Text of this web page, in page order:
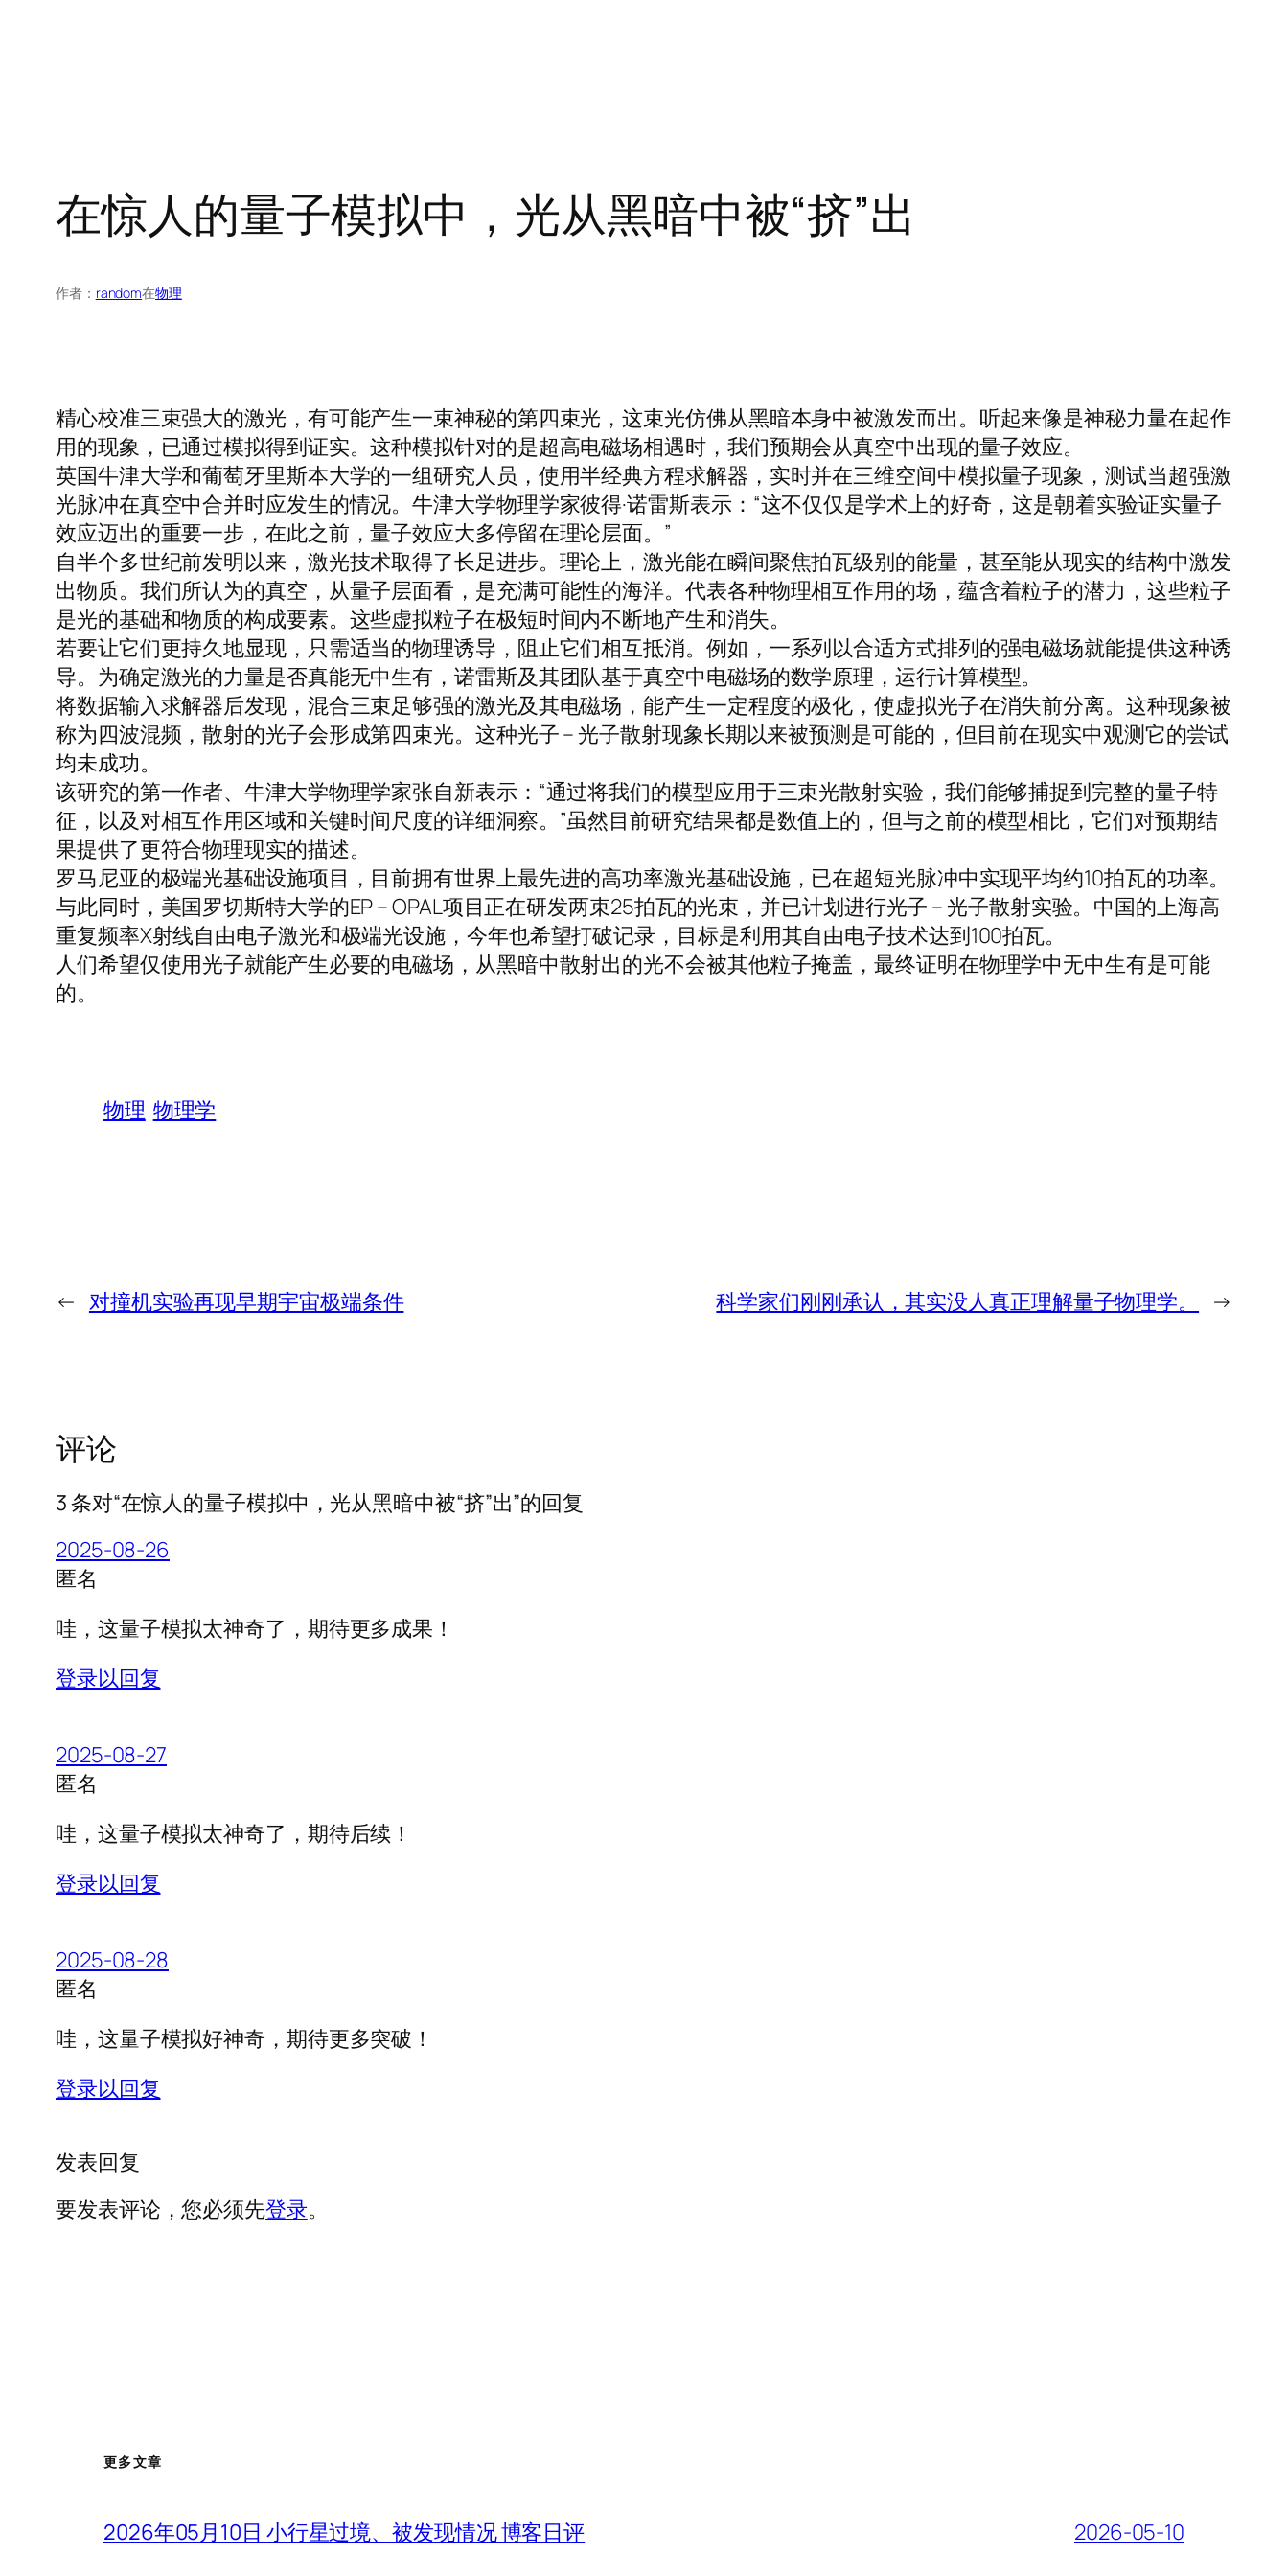
在惊人的量子模拟中，光从黑暗中被“挤”出
作者： random在物理
精心校准三束强大的激光，有可能产生一束神秘的第四束光，这束光仿佛从黑暗本身中被激发而出。听起来像是神秘力量在起作
用的现象，已通过模拟得到证实。这种模拟针对的是超高电磁场相遇时，我们预期会从真空中出现的量子效应。
英国牛津大学和葡萄牙里斯本大学的一组研究人员，使用半经典方程求解器，实时并在三维空间中模拟量子现象，测试当超强激
光脉冲在真空中合并时应发生的情况。牛津大学物理学家彼得·诺雷斯表示：“这不仅仅是学术上的好奇，这是朝着实验证实量子
效应迈出的重要一步，在此之前，量子效应大多停留在理论层面。”
自半个多世纪前发明以来，激光技术取得了长足进步。理论上，激光能在瞬间聚焦拍瓦级别的能量，甚至能从现实的结构中激发
出物质。我们所认为的真空，从量子层面看，是充满可能性的海洋。代表各种物理相互作用的场，蕴含着粒子的潜力，这些粒子
是光的基础和物质的构成要素。这些虚拟粒子在极短时间内不断地产生和消失。
若要让它们更持久地显现，只需适当的物理诱导，阻止它们相互抵消。例如，一系列以合适方式排列的强电磁场就能提供这种诱
导。为确定激光的力量是否真能无中生有，诺雷斯及其团队基于真空中电磁场的数学原理，运行计算模型。
将数据输入求解器后发现，混合三束足够强的激光及其电磁场，能产生一定程度的极化，使虚拟光子在消失前分离。这种现象被
称为四波混频，散射的光子会形成第四束光。这种光子 – 光子散射现象长期以来被预测是可能的，但目前在现实中观测它的尝试
均未成功。
该研究的第一作者、牛津大学物理学家张自新表示：“通过将我们的模型应用于三束光散射实验，我们能够捕捉到完整的量子特
征，以及对相互作用区域和关键时间尺度的详细洞察。”虽然目前研究结果都是数值上的，但与之前的模型相比，它们对预期结
果提供了更符合物理现实的描述。
罗马尼亚的极端光基础设施项目，目前拥有世界上最先进的高功率激光基础设施，已在超短光脉冲中实现平均约10拍瓦的功率。
与此同时，美国罗切斯特大学的EP – OPAL项目正在研发两束25拍瓦的光束，并已计划进行光子 – 光子散射实验。中国的上海高
重复频率X射线自由电子激光和极端光设施，今年也希望打破记录，目标是利用其自由电子技术达到100拍瓦。
人们希望仅使用光子就能产生必要的电磁场，从黑暗中散射出的光不会被其他粒子掩盖，最终证明在物理学中无中生有是可能
的。
物理 物理学
← 对撞机实验再现早期宇宙极端条件 科学家们刚刚承认，其实没人真正理解量子物理学。 →
评论
3 条对“在惊人的量子模拟中，光从黑暗中被“挤”出”的回复
2025-08-26
匿名
哇，这量子模拟太神奇了，期待更多成果！
登录以回复
2025-08-27
匿名
哇，这量子模拟太神奇了，期待后续！
登录以回复
2025-08-28
匿名
哇，这量子模拟好神奇，期待更多突破！
登录以回复
发表回复
要发表评论，您必须先登录。
更多文章
2026年05月10日 小行星过境、被发现情况 博客日评 2026-05-10